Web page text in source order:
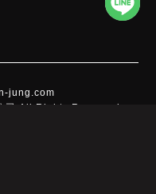
jung.com
司 All Rights Reserved